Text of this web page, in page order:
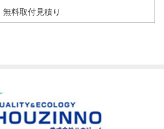
無料取付見積り